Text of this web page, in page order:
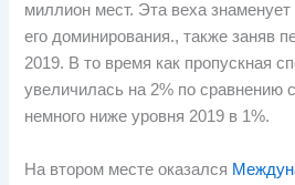
миллион мест. Эта веха
его доминирования., также заняв
2019. В то время как пропускная
увеличилась на 2% по сравнению
немного ниже уровня 2019 в 1%.
На втором месте оказался